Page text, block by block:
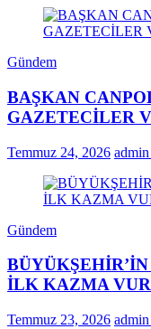
Gündem
BAŞKAN
GAZETECİLER
Temmuz 24, 2026 admin
Gündem
İLK KAZMA
Temmuz 23, 2026 admin